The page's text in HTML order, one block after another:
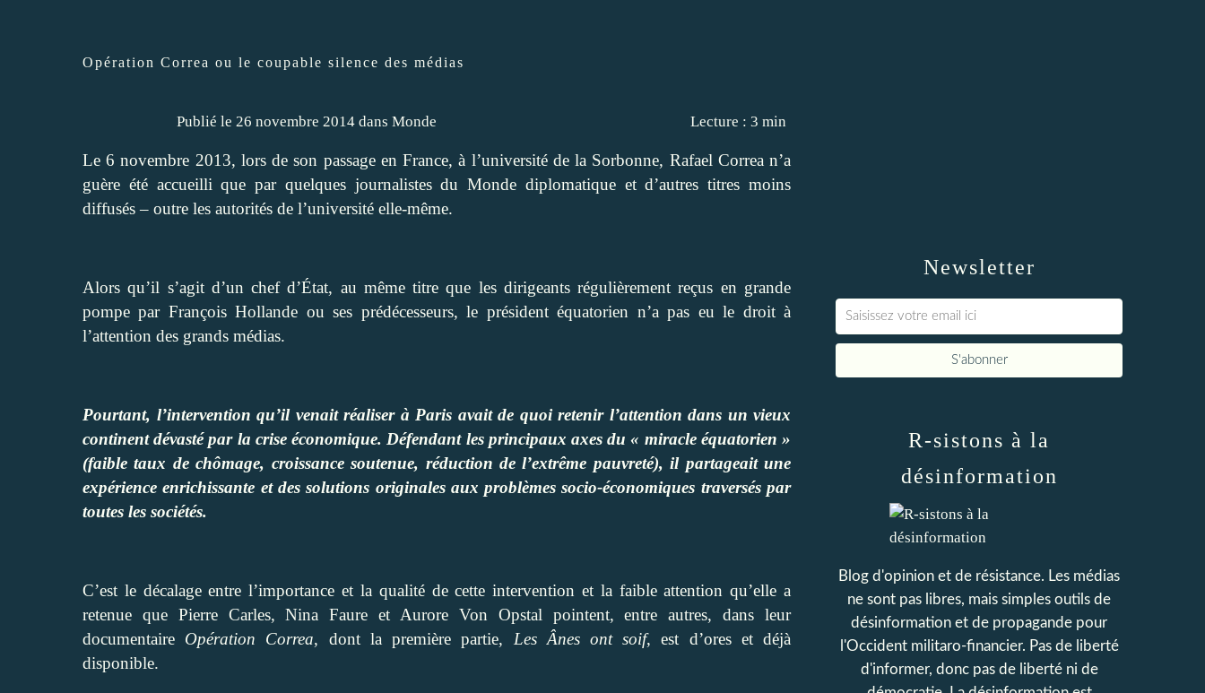
Opération Correa ou le coupable silence des médias
Lecture : 3 min
Publié le 26 novembre 2014 dans Monde
Le 6 novembre 2013, lors de son passage en France, à l’université de la Sorbonne, Rafael Correa n’a
guère été accueilli que par quelques journalistes du Monde diplomatique et d’autres titres moins
diffusés – outre les autorités de l’université elle-même.
Alors qu’il s’agit d’un chef d’État, au même titre que les dirigeants régulièrement reçus en grande
pompe par François Hollande ou ses prédécesseurs, le président équatorien n’a pas eu le droit à
l’attention des grands médias.
Pourtant, l’intervention qu’il venait réaliser à Paris avait de quoi retenir l’attention dans un vieux
continent dévasté par la crise économique. Défendant les principaux axes du « miracle équatorien »
(faible taux de chômage, croissance soutenue, réduction de l’extrême pauvreté), il partageait une
expérience enrichissante et des solutions originales aux problèmes socio-économiques traversés par
toutes les sociétés.
C’est le décalage entre l’importance et la qualité de cette intervention et la faible attention qu’elle a
retenue que Pierre Carles, Nina Faure et Aurore Von Opstal pointent, entre autres,dans leur
documentaire Opération Correa, dont la première partie, Les Ânes ont soif, est d’ores et déjà
disponible.
Newsletter
R-sistons à la
désinformation
Blog d'opinion et de résistance. Les médias
ne sont pas libres, mais simples outils de
désinformation et de propagande pour
l'Occident militaro-financier. Pas de liberté
d'informer, donc pas de liberté ni de